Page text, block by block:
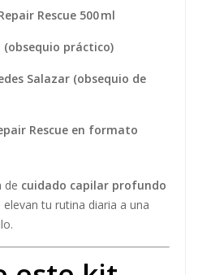
Rescue 500 ml
práctico)
Salazar (obsequio de
Rescue en formato
de cuidado capilar profundo
elevan tu rutina diaria a una